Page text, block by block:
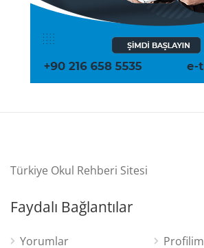
Türkiye Okul Rehberi Sitesi
Faydalı Bağlantılar
Yorumlar Profilim